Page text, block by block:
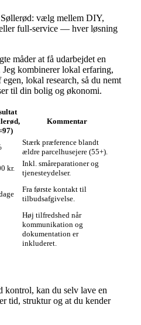
vælg mellem DIY,
full‑service — hver løsning
måder at få udarbejdet en
kombinerer lokal erfaring,
lokal research, så du nemt
til din bolig og økonomi.
Kommentar
Stærk præference blandt
ældre parcelhusejere (55+).
kr.
Inkl. småreparationer og
tjenesteydelser.
Fra første kontakt til
tilbudsafgivelse.
Høj tilfredshed når
kommunikation og
dokumentation er
inkluderet.
kontrol, kan du selv lave en
tid, struktur og at du kender